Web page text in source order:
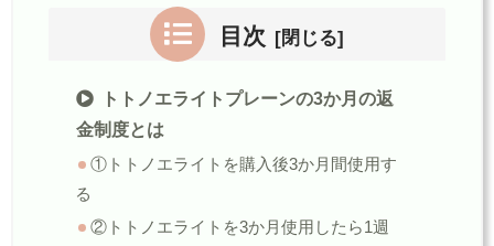
目次
トトノエライトプレーンの3か月の返
金制度とは
①トトノエライトを購入後3か月間使用す
る
②トトノエライトを3か月使用したら1週